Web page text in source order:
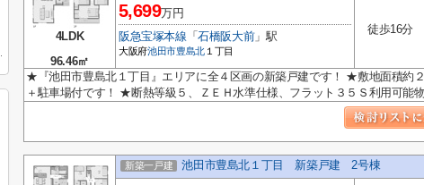
4LDK
96.46㎡
5,699万円
阪急宝塚本線 「石橋阪大前」駅
大阪府池田市豊島北１丁目
徒歩16分
★『池田市豊島北１丁目』エリアに全４区画の新築戸建です！ ★敷地面積約
＋駐車場付です！ ★断熱等級５、ＺＥＨ水準仕様、フラット３５Ｓ利用可能
新築一戸建 池田市豊島北１丁目 新築戸建 2号棟